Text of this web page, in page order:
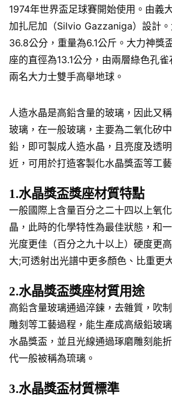
1974年世界盃足球賽開始使用。由義
加扎尼加（Silvio Gazzaniga）設計
36.8公分，重量為6.1公斤。大力神獎
座的直徑為13.1公分，由兩層綠色孔
兩名大力士雙手高舉地球。
人造水晶是高鉛含量的玻璃，因此又
玻璃，在一般玻璃，主要為二氧化矽
鉛，即可製成人造水晶，且亮度及透
近，可用於打造客製化水晶獎盃等工藝
1.水晶獎盃獎座材質特點
一般國際上含量百分之二十四以上氧
晶，此時的化學特性為最佳狀態，和
光度更佳（百分之九十以上）硬度更
大;可透射出光譜中更多顏色、比重更
2.水晶獎盃獎座材質用途
高鉛含量玻璃通過淬鍊，去雜質，吹
雕刻等工藝過程，能生產成高級鉛玻
水晶獎盃，並且光線通過琢磨雕刻能
代一般被稱為琉璃。
3.水晶獎盃材質標準